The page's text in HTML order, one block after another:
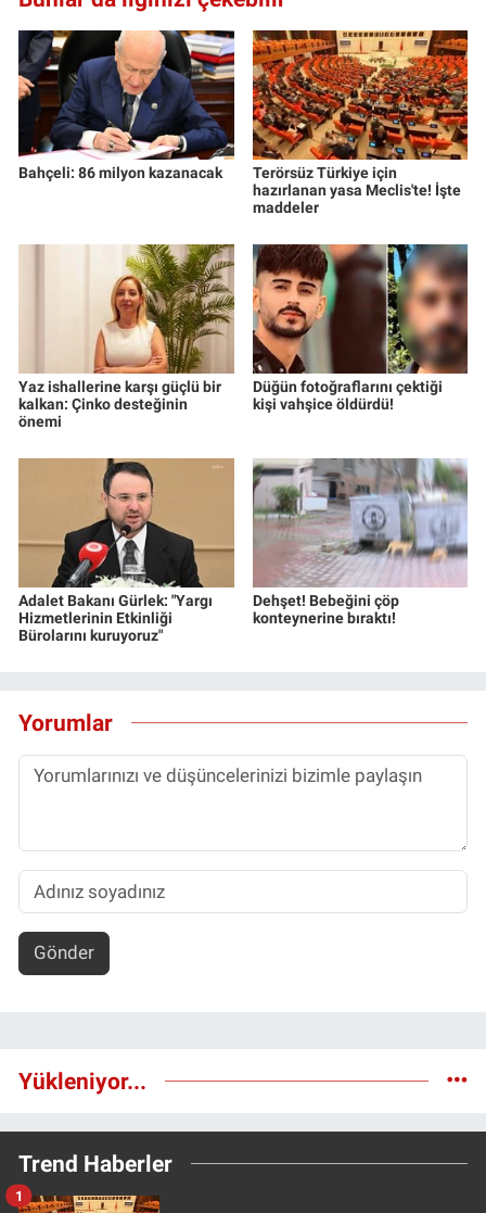
Bahçeli: 86 milyon kazanacak
Terörsüz Türkiye için
hazırlanan yasa Meclis'te! İşte
maddeler
Yaz ishallerine karşı güçlü bir
kalkan: Çinko desteğinin
önemi
Düğün fotoğraflarını çektiği
kişi vahşice öldürdü!
Adalet Bakanı Gürlek: "Yargı
Hizmetlerinin Etkinliği
Bürolarını kuruyoruz"
Dehşet! Bebeğini çöp
konteynerine bıraktı!
Yorumlar
Gönder
Yükleniyor...
Trend Haberler
1